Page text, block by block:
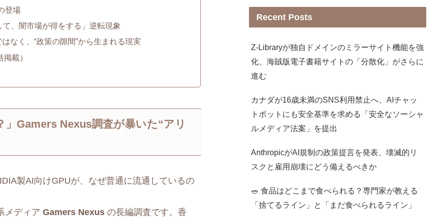
登場
、闇市場が得をする」逆転現象
なく、“政策の隙間”から生まれる現実
載）
Gamers Nexus調査が暴いた“アリ
製AI向けGPUが、なぜ普通に流通しているの
メディア Gamers Nexusの長編調査です。香
Recent Posts
Z-Libraryが独自ドメインのミラーサイト機能を強
化、海賊版電子書籍サイトの「分散化」がさらに
進む
カナダが16歳未満のSNS利用禁止へ、AIチャッ
トボットにも安全基準を求める「安全なソーシャ
ルメディア法案」を提出
AnthropicがAI規制の政策提言を発表、壊滅的リ
スクと雇用崩壊にどう備えるべきか
🥗 食品はどこまで食べられる？専門家が教える
「捨てるライン」と「まだ食べられるライン」